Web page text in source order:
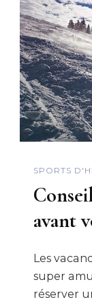
SPORTS
avant
Les
super
réserver